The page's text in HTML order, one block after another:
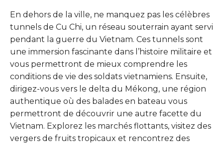
En dehors de la ville, ne manquez pas les célèbres
tunnels de Cu Chi, un réseau souterrain ayant servi
pendant la guerre du Vietnam. Ces tunnels sont
une immersion fascinante dans l’histoire militaire et
vous permettront de mieux comprendre les
conditions de vie des soldats vietnamiens. Ensuite,
dirigez-vous vers le delta du Mékong, une région
authentique où des balades en bateau vous
permettront de découvrir une autre facette du
Vietnam. Explorez les marchés flottants, visitez des
vergers de fruits tropicaux et rencontrez des